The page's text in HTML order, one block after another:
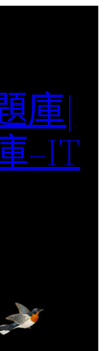
庫|
–IT